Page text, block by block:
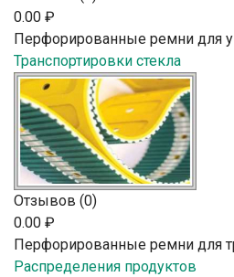
0.00 ₽
Перфорированные ремни для
Транспортировки стекла
Отзывов (0)
0.00 ₽
Перфорированные ремни для
Распределения продуктов